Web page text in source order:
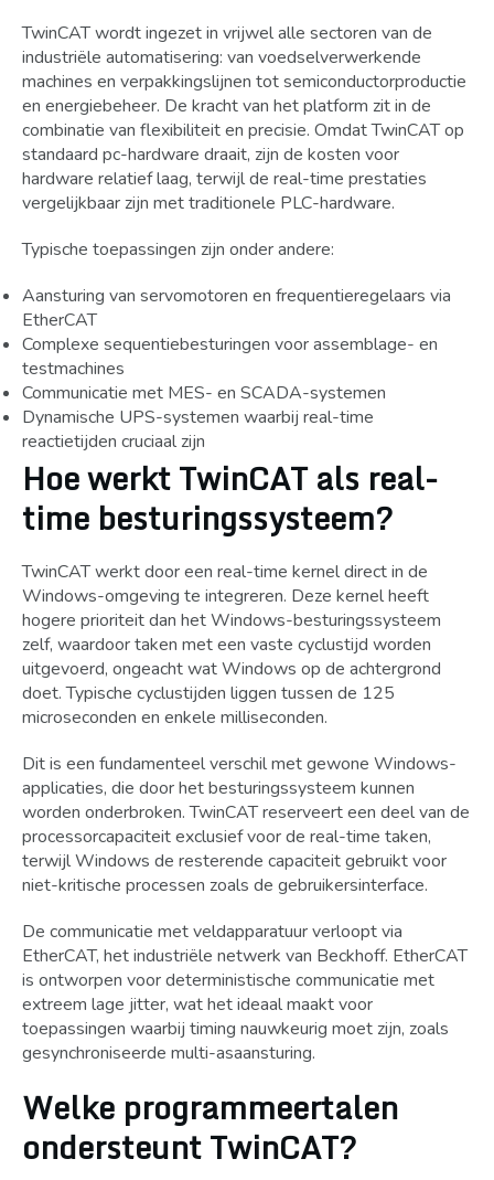
TwinCAT wordt ingezet in vrijwel alle sectoren van de
industriële automatisering: van voedselverwerkende
machines en verpakkingslijnen tot semiconductorproductie
en energiebeheer. De kracht van het platform zit in de
combinatie van flexibiliteit en precisie. Omdat TwinCAT op
standaard pc-hardware draait, zijn de kosten voor
hardware relatief laag, terwijl de real-time prestaties
vergelijkbaar zijn met traditionele PLC-hardware.
Typische toepassingen zijn onder andere:
Aansturing van servomotoren en frequentieregelaars via
EtherCAT
Complexe sequentiebesturingen voor assemblage- en
testmachines
Communicatie met MES- en SCADA-systemen
Dynamische UPS-systemen waarbij real-time
reactietijden cruciaal zijn
Hoe werkt TwinCAT als real-
time besturingssysteem?
TwinCAT werkt door een real-time kernel direct in de
Windows-omgeving te integreren. Deze kernel heeft
hogere prioriteit dan het Windows-besturingssysteem
zelf, waardoor taken met een vaste cyclustijd worden
uitgevoerd, ongeacht wat Windows op de achtergrond
doet. Typische cyclustijden liggen tussen de 125
microseconden en enkele milliseconden.
Dit is een fundamenteel verschil met gewone Windows-
applicaties, die door het besturingssysteem kunnen
worden onderbroken. TwinCAT reserveert een deel van de
processorcapaciteit exclusief voor de real-time taken,
terwijl Windows de resterende capaciteit gebruikt voor
niet-kritische processen zoals de gebruikersinterface.
De communicatie met veldapparatuur verloopt via
EtherCAT, het industriële netwerk van Beckhoff. EtherCAT
is ontworpen voor deterministische communicatie met
extreem lage jitter, wat het ideaal maakt voor
toepassingen waarbij timing nauwkeurig moet zijn, zoals
gesynchroniseerde multi-asaansturing.
Welke programmeertalen
ondersteunt TwinCAT?